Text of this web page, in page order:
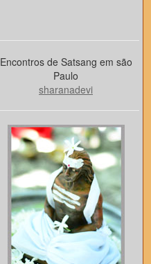
Encontros de Satsang em são
Paulo
sharanadevi